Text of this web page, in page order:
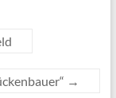
→